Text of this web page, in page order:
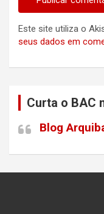
Este site utiliza o
seus dados em
Curta o BAC
Blog